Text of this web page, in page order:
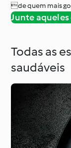
de quem mais
Junte
Todas as
saudáveis